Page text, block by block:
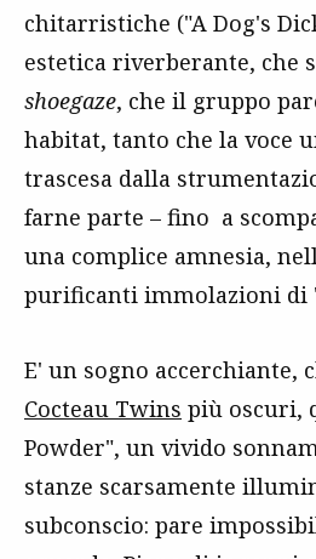
chitarristiche ("A Dog's
estetica riverberante, che
shoegaze, che il gruppo
habitat, tanto che la voce
trascesa dalla
farne parte – fino a
una complice amnesia,
purificanti immolazioni di
E' un sogno accerchiante,
Cocteau Twins più oscuri,
Powder", un vivido
stanze scarsamente
subconscio: pare